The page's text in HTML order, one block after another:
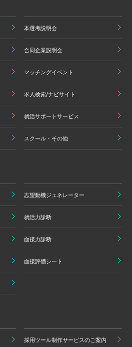
本選考説明会
合同企業説明会
マッチングイベント
求人検索/ナビサイト
就活サポートサービス
スクール・その他
志望動機ジェネレーター
就活力診断
面接力診断
面接評価シート
採用ツール制作サービスのご案内